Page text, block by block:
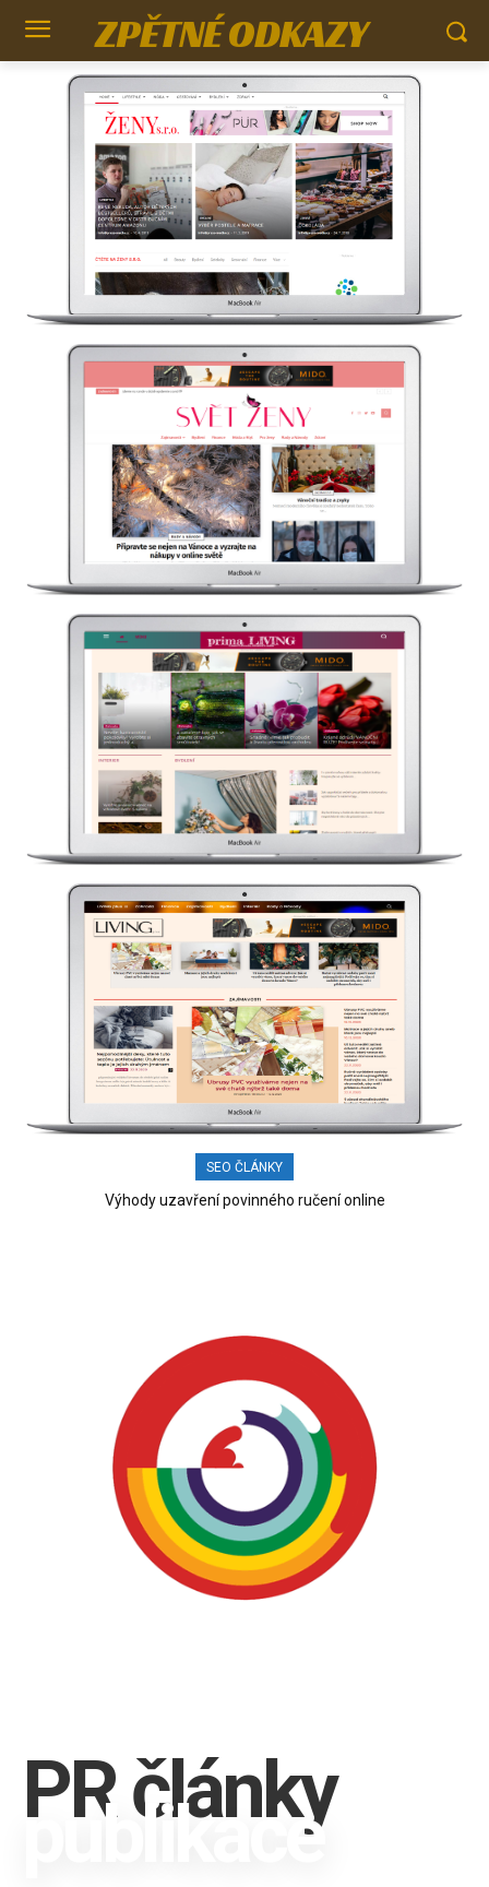
ZPĚTNÉ ODKAZY
SEO ČLÁNKY
Výhody uzavření povinného ručení online
PR články
publikace